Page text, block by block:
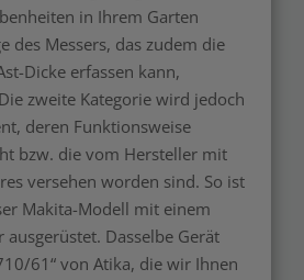
in Ihrem Garten
des Messers, das zudem die
Dicke erfassen kann,
zweite Kategorie wird jedoch
deren Funktionsweise
bzw. die vom Hersteller mit
versehen worden sind. So ist
Makita-Modell mit einem
Dasselbe Gerät
61“ von Atika, die wir Ihnen